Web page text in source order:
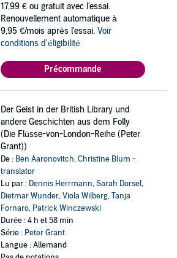
17,99 € ou gratuit avec l'essai.
Renouvellement automatique à
9,95 €/mois après l'essai. Voir
conditions d'éligibilité
Précommande
Der Geist in der British Library und
andere Geschichten aus dem Folly
(Die Flüsse-von-London-Reihe (Peter
Grant))
De : Ben Aaronovitch,Christine Blum -
translator
Lu par : Dennis Herrmann,Sarah Dorsel,
Dietmar Wunder,Viola Wilberg,Tanja
Fornaro, Patrick Winczewski
Durée : 4 h et 58 min
Série : Peter Grant
Langue : Allemand